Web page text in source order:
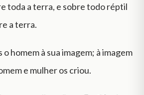
toda a terra, e sobre todo réptil
a terra.
homem à sua imagem; à imagem
e mulher os criou.